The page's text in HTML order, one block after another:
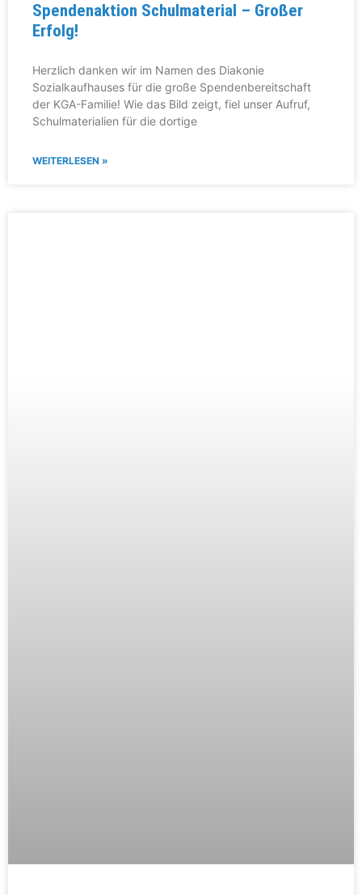
Spendenaktion Schulmaterial – Großer
Erfolg!
Herzlich danken wir im Namen des Diakonie
Sozialkaufhauses für die große Spendenbereitschaft
der KGA-Familie! Wie das Bild zeigt, fiel unser Aufruf,
Schulmaterialien für die dortige
WEITERLESEN »